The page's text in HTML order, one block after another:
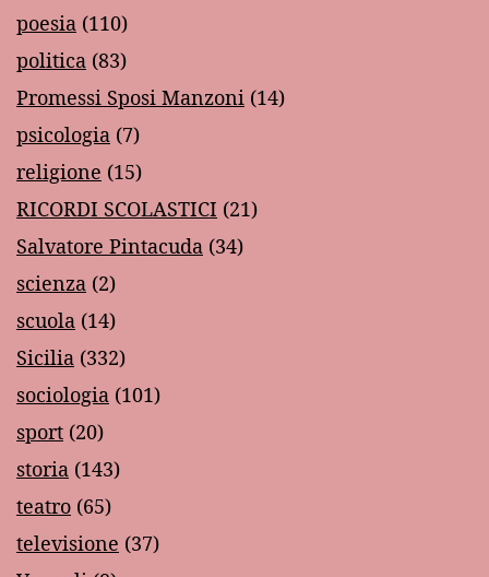
poesia (110)
politica (83)
Promessi Sposi Manzoni (14)
psicologia (7)
religione (15)
RICORDI SCOLASTICI (21)
Salvatore Pintacuda (34)
scienza (2)
scuola (14)
Sicilia (332)
sociologia (101)
sport (20)
storia (143)
teatro (65)
televisione (37)